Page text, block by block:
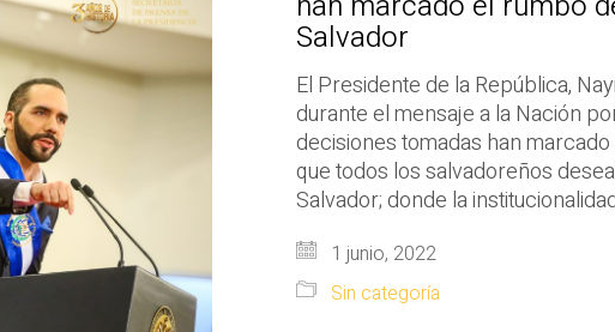
Salvador
El Presidente de la República,
durante el mensaje a la Nación
decisiones tomadas han
que todos los salvadoreños
Salvador; donde la
1 junio, 2022
Sin categoría